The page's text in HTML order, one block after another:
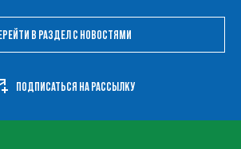
В РАЗДЕЛ С НОВОСТЯМИ
ПОДПИСАТЬСЯ НА РАССЫЛКУ